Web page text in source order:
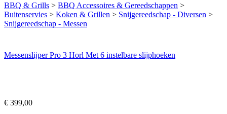
BBQ & Grills > BBQ Accessoires & Gereedschappen >
Buitenservies > Koken & Grillen > Snijgereedschap - Diversen >
Snijgereedschap - Messen
Messenslijper Pro 3 Horl Met 6 instelbare slijphoeken
€ 399,00